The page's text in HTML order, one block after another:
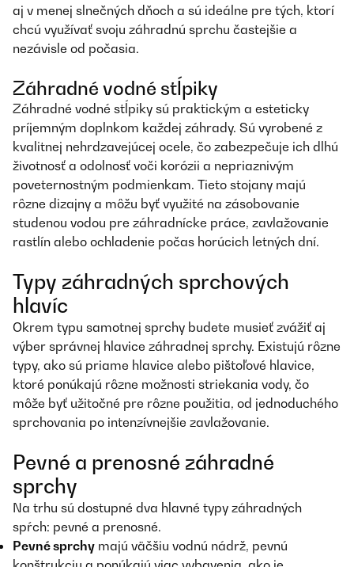
aj v menej slnečných dňoch a sú ideálne pre tých, ktorí
chcú využívať svoju záhradnú sprchu častejšie a
nezávisle od počasia.
Záhradné vodné stĺpiky
Záhradné vodné stĺpiky sú praktickým a esteticky
príjemným doplnkom každej záhrady. Sú vyrobené z
kvalitnej nehrdzavejúcej ocele, čo zabezpečuje ich dlhú
životnosť a odolnosť voči korózii a nepriaznivým
poveternostným podmienkam. Tieto stojany majú
rôzne dizajny a môžu byť využité na zásobovanie
studenou vodou pre záhradnícke práce, zavlažovanie
rastlín alebo ochladenie počas horúcich letných dní.
Typy záhradných sprchových
hlavíc
Okrem typu samotnej sprchy budete musieť zvážiť aj
výber správnej hlavice záhradnej sprchy. Existujú rôzne
typy, ako sú priame hlavice alebo pištoľové hlavice,
ktoré ponúkajú rôzne možnosti striekania vody, čo
môže byť užitočné pre rôzne použitia, od jednoduchého
sprchovania po intenzívnejšie zavlažovanie.
Pevné a prenosné záhradné
sprchy
Na trhu sú dostupné dva hlavné typy záhradných
spŕch: pevné a prenosné.
Pevné sprchy majú väčšiu vodnú nádrž, pevnú